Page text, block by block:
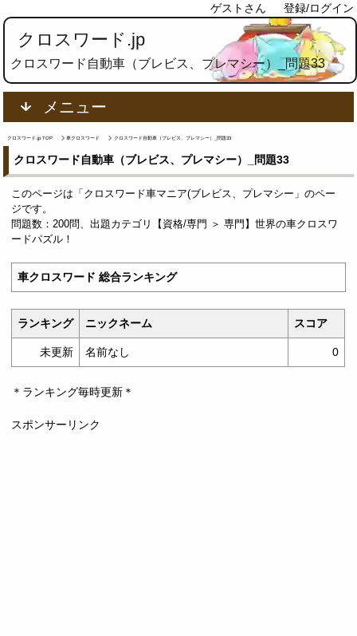
ゲストさん 登録/ログイン
クロスワード.jp
クロスワード自動車（ブレビス、プレマシー）_問題33
メニュー
クロスワード.jp TOP 車クロスワード クロスワード自動車（ブレビス、プレマシー）_問題33
クロスワード自動車（ブレビス、プレマシー）_問題33
このページは「クロスワード車マニア(ブレビス、プレマシー」のペー
ジです。
問題数：200問、出題カテゴリ【資格/専門 ＞ 専門】世界の車クロスワ
ードパズル！
車クロスワード 総合ランキング
ランキング ニックネーム スコア
未更新 名前なし 0
＊ランキング毎時更新＊
スポンサーリンク